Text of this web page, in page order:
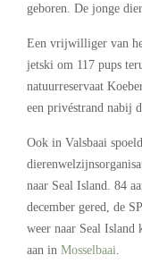
geboren. De jonge
Een vrijwilliger van
jetski om 117 pups
natuurreservaat
een privéstrand nabij
Ook in Valsbaai
naar Seal Island. 84
december gered, de
weer naar Seal Island
aan in Mosselbaai